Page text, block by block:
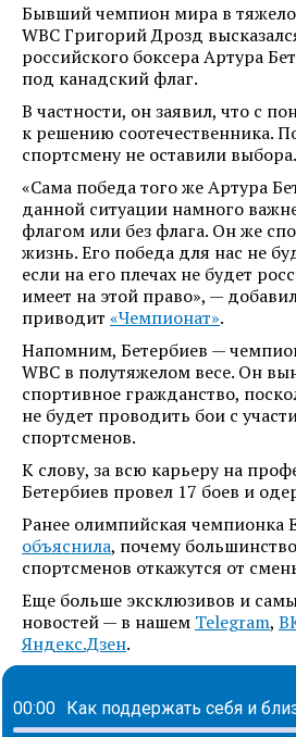
Бывший чемпион мира в
WBC Григорий Дрозд
российского боксера Артура
под канадский флаг.
В частности, он заявил, что с
к решению соотечественника.
спортсмену не оставили выбора.
«Сама победа того же Артура
данной ситуации намного
флагом или без флага. Он же
жизнь. Его победа для нас не
если на его плечах не будет
имеет на этой право», —
приводит «Чемпионат».
Напомним, Бетербиев —
WBC в полутяжелом весе. Он
спортивное гражданство,
не будет проводить бои с
спортсменов.
К слову, за всю карьеру на
Бетербиев провел 17 боев и
Ранее олимпийская чемпионка
объяснила, почему
спортсменов откажутся от
Еще больше эксклюзивов и
новостей — в нашем Telegram,
Яндекс.Дзен.
00:00